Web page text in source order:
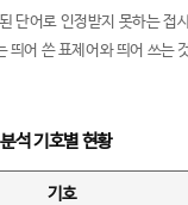
단어로 인정받지 못하는 접
띄어 쓴 표제어와 띄어 쓰는
석 기호별 현황
기호